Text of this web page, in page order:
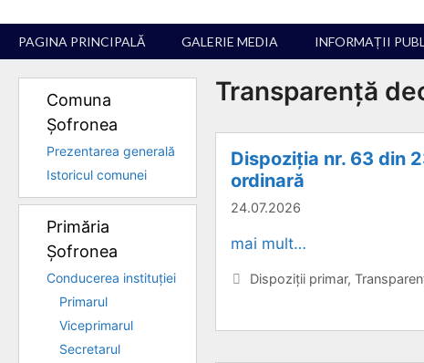
conținut
PAGINA PRINCIPALĂ GALERIE MEDIA INFORMAȚII
Transparență
Dispoziția nr. 63 din
ordinară
24.07.2026
mai mult…
Categorii
Dispoziții primar,
Comuna
Șofronea
Prezentarea generală
Istoricul comunei
Primăria
Șofronea
Conducerea instituției
Primarul
Viceprimarul
Secretarul